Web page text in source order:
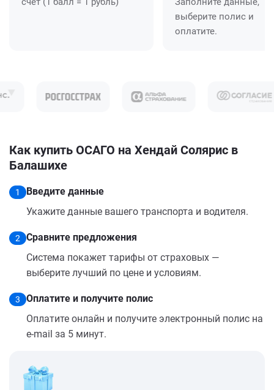
выберите полис и
оплатите.
Как купить ОСАГО на Хендай Солярис в
Балашихе
1
Введите данные
Укажите данные вашего транспорта и водителя.
2
Сравните предложения
Система покажет тарифы от страховых —
выберите лучший по цене и условиям.
3
Оплатите и получите полис
Оплатите онлайн и получите электронный полис на
e-mail за 5 минут.